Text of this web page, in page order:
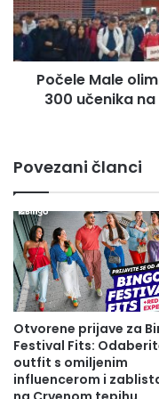
Press služba ZDK
š
l
j
e
b
a
n
i
l
a
k
e
p
o
e
M
a
l
p
i
j
s
k
e
i
g
r
e
u
k
Počele Male
300 učenika
Povezani članci
Otvorene prijave za
Festival Fits:
outfit s omiljenim
influencerom i